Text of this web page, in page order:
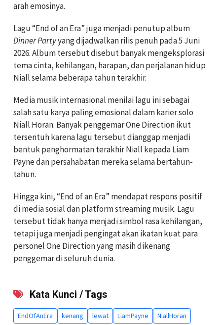
arah emosinya.
Lagu “End of an Era” juga menjadi penutup album
Dinner Partyyang dijadwalkan rilis penuh pada 5 Juni
2026. Album tersebut disebut banyak mengeksplorasi
tema cinta, kehilangan, harapan, dan perjalanan hidup
Niall selama beberapa tahun terakhir.
Media musik internasional menilai lagu ini sebagai
salah satu karya paling emosional dalam karier solo
Niall Horan. Banyak penggemar One Direction ikut
tersentuh karena lagu tersebut dianggap menjadi
bentuk penghormatan terakhir Niall kepada Liam
Payne dan persahabatan mereka selama bertahun-
tahun.
Hingga kini, “End of an Era” mendapat respons positif
di media sosial dan platform streaming musik. Lagu
tersebut tidak hanya menjadi simbol rasa kehilangan,
tetapi juga menjadi pengingat akan ikatan kuat para
personel One Direction yang masih dikenang
penggemar di seluruh dunia.
Kata Kunci / Tags
EndOfAnEra kenang lewat LiamPayne NiallHoran